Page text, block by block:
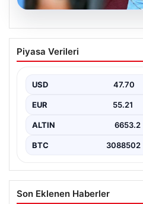
06.08.2026
Salah’ın
olay sözler! “Onu
Piyasa Verileri
USD 47.70
EUR 55.21
ALTIN 6653.2
BTC 3088502
Son Eklenen Haberler